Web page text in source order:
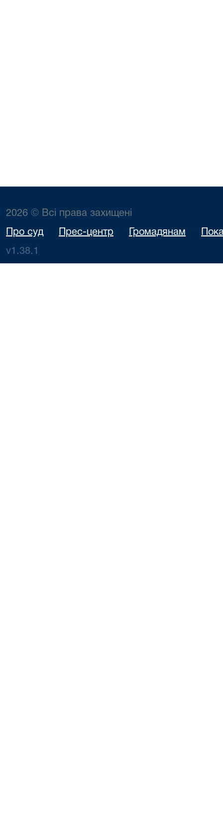
2026 © Всі права захищені
Про суд Прес-центр Громадянам
v1.38.1